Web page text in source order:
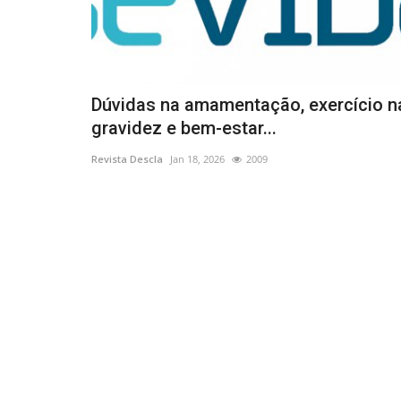
Dúvidas na amamentação, exercício
gravidez e bem-estar...
Revista Descla Jan 18, 2026 2009